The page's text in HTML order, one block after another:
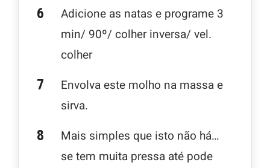
Adicione as natas e programe 3
min/ 90º/ colher inversa/ vel.
colher
Envolva este molho na massa e
sirva.
Mais simples que isto não há…
se tem muita pressa até pode